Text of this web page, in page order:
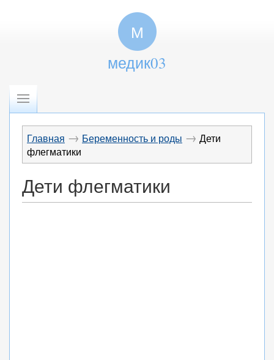
М
медик03
Главная → Беременность и роды → Дети
флегматики
Дети флегматики